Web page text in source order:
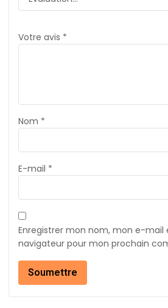
Votre avis *
Nom *
E-mail *
Enregistrer mon nom, mon e-mail
navigateur pour mon prochain